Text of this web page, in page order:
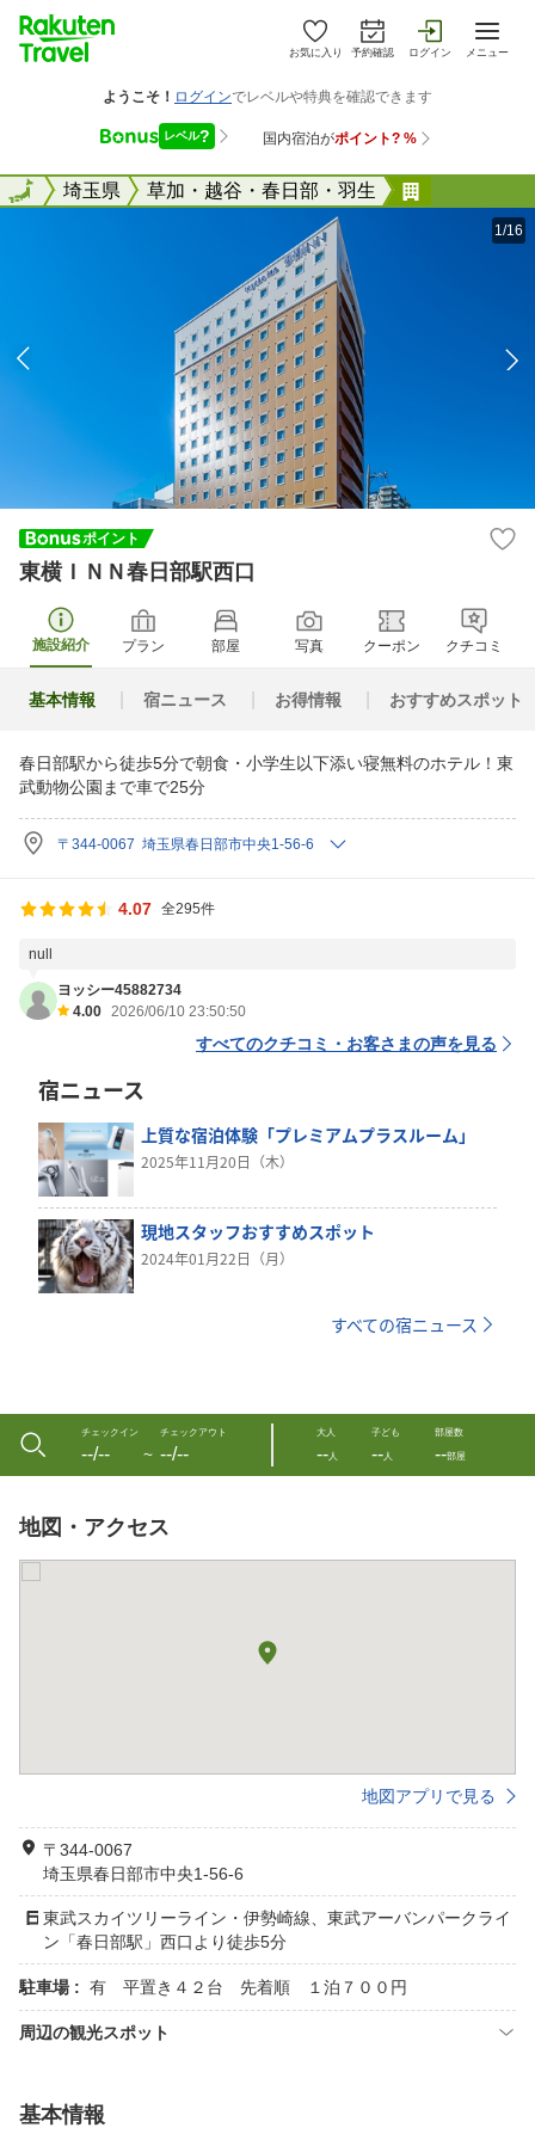
お気に入り 予約確認 ログイン メニュー
全国埼玉県 草加・越谷・春日部・羽生
全国
1/16
東横ＩＮＮ春日部駅西口
施設紹介 プラン 部屋 写真 クーポン クチコミ
基本情報 宿ニュース お得情報 おすすめスポット
春日部駅から徒歩5分で朝食・小学生以下添い寝無料のホテル！東
武動物公園まで車で25分
〒344-0067 埼玉県春日部市中央1-56-6
4.07 全295件
null
ヨッシー45882734
4.00 2026/06/10 23:50:50
すべてのクチコミ・お客さまの声を見る
宿ニュース
上質な宿泊体験「プレミアムプラスルーム」
2025年11月20日（木）
現地スタッフおすすめスポット
2024年01月22日（月）
すべての宿ニュース
チェックイン
--/-- 〜
チェックアウト
--/--
大人
--人
子ども
--人
部屋数
--部屋
地図・アクセス
地図アプリで見る
〒344-0067
埼玉県春日部市中央1-56-6
東武スカイツリーライン・伊勢崎線、東武アーバンパークライ
ン「春日部駅」西口より徒歩5分
駐車場 : 有 平置き４２台 先着順 １泊７００円
周辺の観光スポット
基本情報